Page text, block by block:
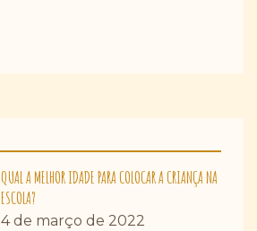
QUAL A MELHOR IDADE PARA COLOCAR A CRIANÇA NA
ESCOLA?
4 de março de 2022